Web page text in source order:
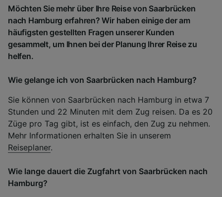
Möchten Sie mehr über Ihre Reise von Saarbrücken
nach Hamburg erfahren? Wir haben einige der am
häufigsten gestellten Fragen unserer Kunden
gesammelt, um Ihnen bei der Planung Ihrer Reise zu
helfen.
Wie gelange ich von Saarbrücken nach Hamburg?
Sie können von Saarbrücken nach Hamburg in etwa 7
Stunden und 22 Minuten mit dem Zug reisen. Da es 20
Züge pro Tag gibt, ist es einfach, den Zug zu nehmen.
Mehr Informationen erhalten Sie in unserem
Reiseplaner.
Wie lange dauert die Zugfahrt von Saarbrücken nach
Hamburg?